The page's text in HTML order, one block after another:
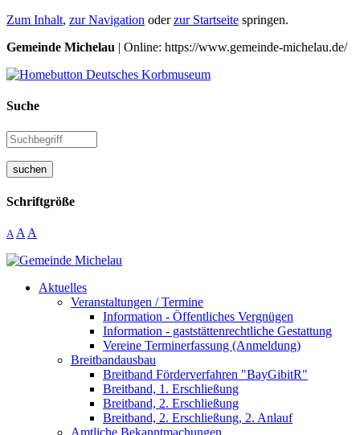
Zum Inhalt, zur Navigation oderzur Startseite springen.
Gemeinde Michelau | Online: https://www.gemeinde-michelau.de/
Suche
suchen
Schriftgröße
A A A
Aktuelles
Veranstaltungen / Termine
Information - Öffentliches Vergnügen
Information - gaststättenrechtliche Gestattung
Vereine Terminerfassung (Anmeldung)
Breitbandausbau
Breitband Förderverfahren "BayGibitR"
Breitband, 1. Erschließung
Breitband, 2. Erschließung
Breitband, 2. Erschließung, 2. Anlauf
Amtliche Bekanntmachungen